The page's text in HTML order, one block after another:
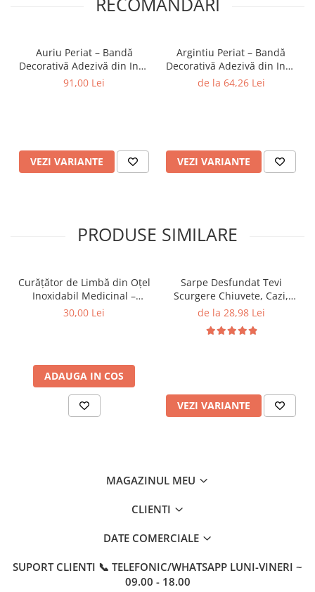
Auriu Periat – Bandă
Decorativă Adezivă din Inox
Nichelat, Pentru Decor
91,00 Lei
VEZI VARIANTE
Argintiu Periat – Bandă
Decorativă Adezivă din Inox
Nichelat, Pentru Decor
de la 64,26 Lei
VEZI VARIANTE
PRODUSE SIMILARE
Curățător de Limbă din Oțel
Inoxidabil Medicinal –
Igienă Orală Perfectă
30,00 Lei
ADAUGA IN COS
Sarpe Desfundat Tevi
Scurgere Chiuvete, Cazi,
Cabine de Dus, WC, Sifon
de Scurgere, cu Sistem
de la 28,98 Lei
VEZI VARIANTE
MAGAZINUL MEU
CLIENTI
DATE COMERCIALE
SUPORT CLIENTI 📞 TELEFONIC/WHATSAPP LUNI-VINERI ~
09.00 - 18.00